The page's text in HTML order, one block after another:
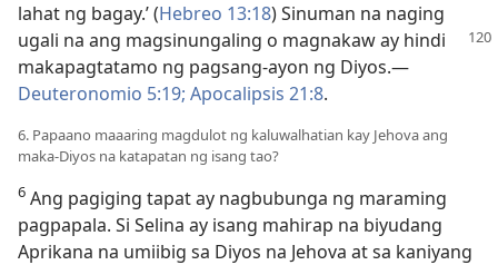
lahat ng bagay.’ (Hebreo 13:18) Sinuman na naging
ugali na ang magsinungaling o magnakaw ay hindi
makapagtatamo ng pagsang-ayon ng Diyos.​—
Deuteronomio 5:19; Apocalipsis 21:8.
6. Papaano maaaring magdulot ng kaluwalhatian kay Jehova ang
maka-Diyos na katapatan ng isang tao?
6 Ang pagiging tapat ay nagbubunga ng maraming
pagpapala. Si Selina ay isang mahirap na biyudang
Aprikana na umiibig sa Diyos na Jehova at sa kaniyang